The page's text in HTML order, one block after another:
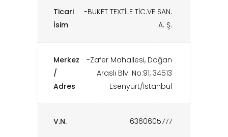
Ticari
İsim
-BUKET TEXTİLE TİC.VE SAN.
A. Ş.
Merkez
/
Adres
-Zafer Mahallesi, Doğan
Araslı Blv. No:91, 34513
Esenyurt/İstanbul
V.N. -6360605777